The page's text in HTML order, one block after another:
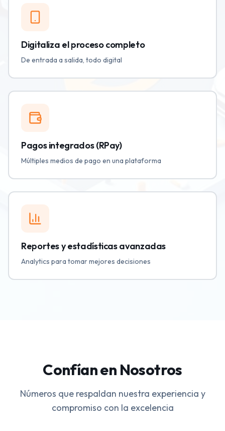
Digitaliza el proceso completo
De entrada a salida, todo digital
Pagos integrados (RPay)
Múltiples medios de pago en una plataforma
Reportes y estadísticas avanzadas
Analytics para tomar mejores decisiones
Confían en Nosotros
Números que respaldan nuestra experiencia y
compromiso con la excelencia